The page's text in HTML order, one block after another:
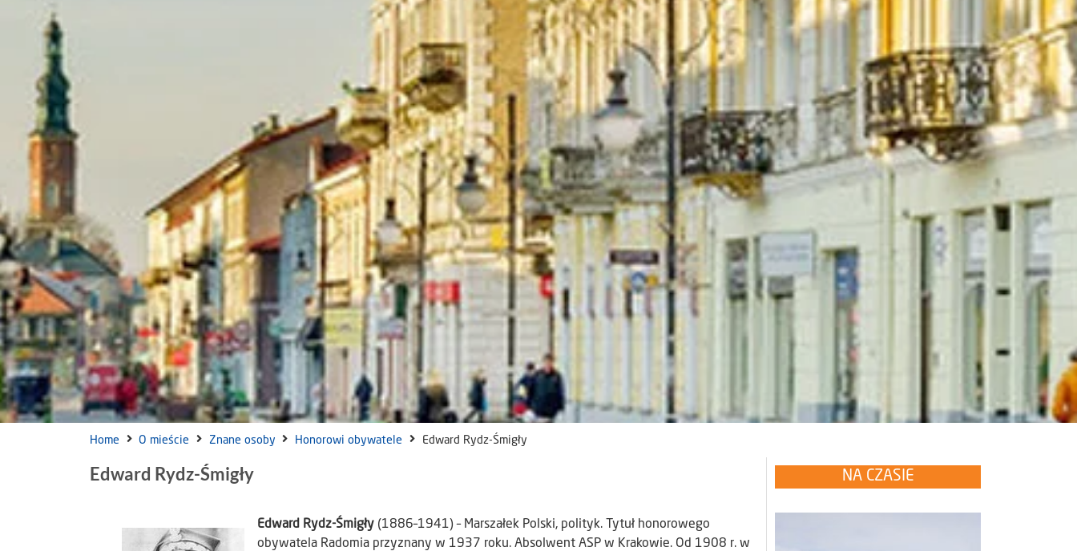
Home O mieście Znane osoby Honorowi obywatele Edward Rydz-Śmigły
Edward Rydz-Śmigły
Edward Rydz-Śmigły (1886–1941) – Marszałek Polski, polityk. Tytuł honorowego
obywatela Radomia przyznany w 1937 roku. Absolwent ASP w Krakowie. Od 1908 r. w
NA CZASIE